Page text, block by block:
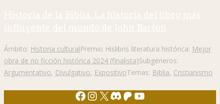
Historia de la Biblia. La historia del libro más
influyente del mundo de John Barton
Ámbito: Historia culturalPremio Hislibris literatura histórica: Mejor
obra de no ficción histórica 2024 (finalista)Subgéneros:
Argumentativo, Divulgativo, ExpositivoTemas: Biblia, Cristianismo
Facebook
Instagram
X Discord
Patreon
YouTube